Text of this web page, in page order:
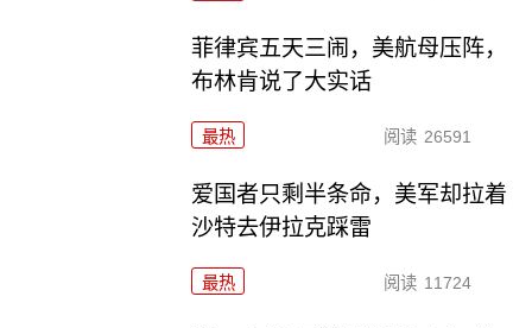
菲律宾五天三闹，美航母压阵，
布林肯说了大实话
最热 阅读 26591
爱国者只剩半条命，美军却拉着
沙特去伊拉克踩雷
最热 阅读 11724